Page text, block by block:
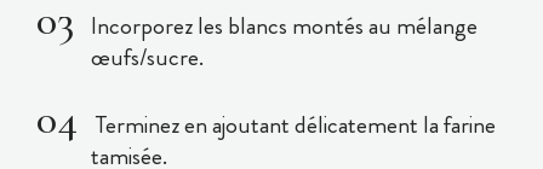
Incorporez les blancs montés au mélange
œufs/sucre.
Terminez en ajoutant délicatement la farine
tamisée.